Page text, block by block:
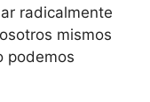
radicalmente
mismos
podemos